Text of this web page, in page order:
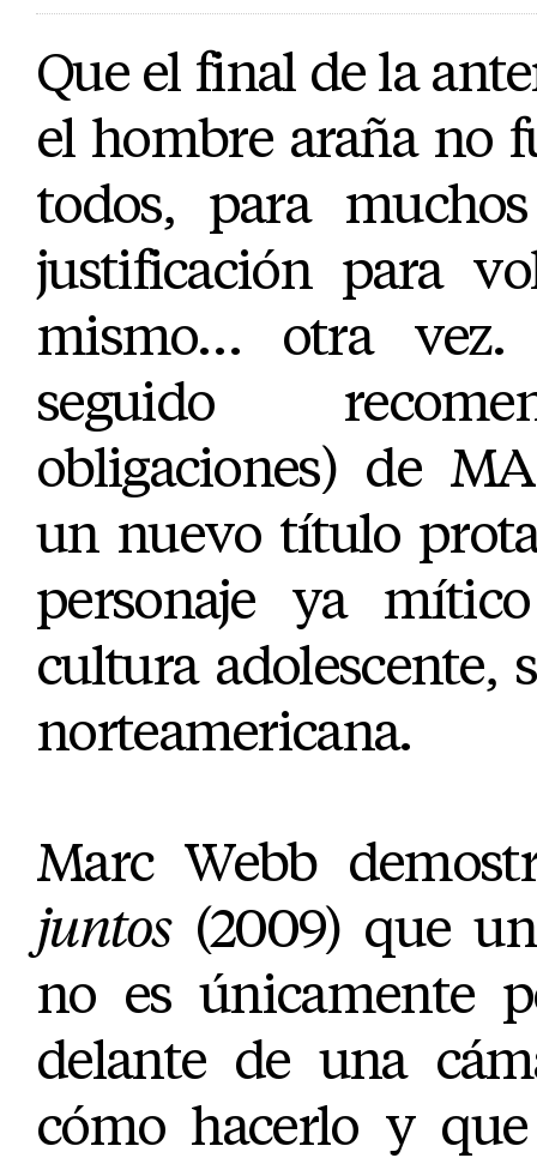
Que el final de la
el hombre araña no
todos, para
justificación para
mismo… otra
seguido
obligaciones) de
un nuevo título
personaje ya
cultura adolescente,
norteamericana.
Marc Webb
juntos(2009) que
no es únicamente
delante de una
cómo hacerlo y